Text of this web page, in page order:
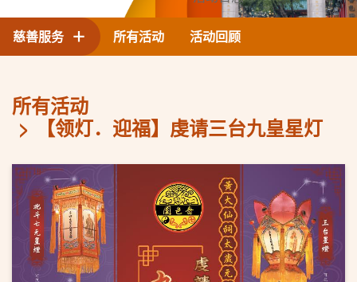
联络我们
所有活动 活动回顾
慈善服务
所有活动
【领灯．迎福】虔请三台九皇星灯